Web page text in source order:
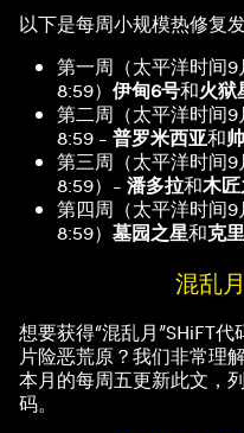
以下是每周小规模热修复
第一周（太平洋时间
8:59） 伊甸6号和火狱
第二周（太平洋时间9
8:59 - 普罗米西亚和
第三周（太平洋时间
8:59）- 潘多拉和木
第四周（太平洋时间
8:59） 墓园之星和克
混乱
想要获得“混乱月”SHiFT
片险恶荒原？我们非常理
本月的每周五更新此文，
码。